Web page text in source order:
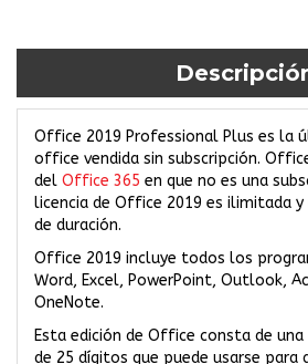
Office 2019 Professional Plus es la
office vendida sin subscripción.
del Office 365 en que no es una
licencia de Office 2019 es ilimitada
de duración.
Office 2019 incluye todos los
Word, Excel, PowerPoint, Outlook,
OneNote.
Esta edición de Office consta de
de 25 dígitos que puede usarse para